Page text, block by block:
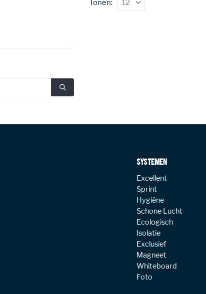
Tonen:
SYSTEMEN
Excellent
Sprint
Hygiëne
Schone Lucht
Ecologisch
Isolatie
Exclusief
Magneet
Whiteboard
Foto